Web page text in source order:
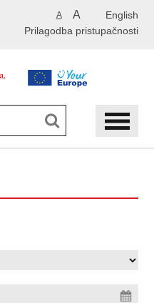
English
A A
Prilagodba pristupačnosti